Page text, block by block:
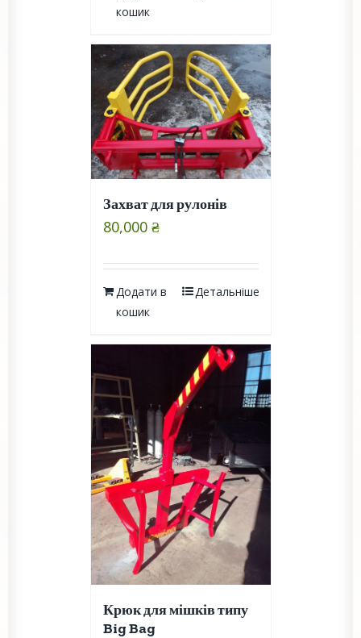
кошик
Захват для рулонів
80,000 ₴
Додати в
кошик
Детальніше
Крюк для мішків типу
Big Bag